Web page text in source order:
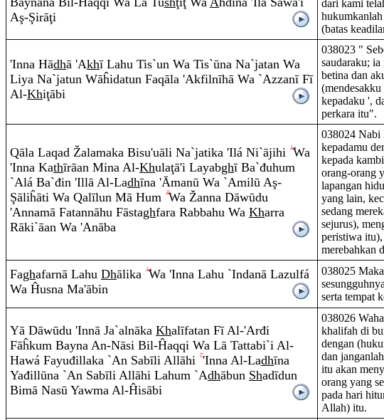
Aş-Şirāţi
dari kami
(batas
'Inna Hādhā 'Akhī Lahu Tis`un Wa Tis`ūna Na`jatan Wa
Liya Na`jatun Wāĥidatun Faqāla 'Akfilnīhā Wa `Azzanī Fī
Al-Khiţābi
038023 "
saudaraku;
betina dan
kepadaku ',
perkara itu".
Qāla Laqad Žalamaka Bisu'uāli Na`jatika 'Ilá Ni`ājihi Wa
'Inna Kathīrāan Mina Al-Khulaţā'i Layabghī Ba`đuhum
`Alá Ba`đin 'Illā Al-Ladhīna 'Āmanū Wa `Amilū Aş-
Şāliĥāti Wa Qalīlun Mā Hum Wa Žanna Dāwūdu
'Annamā Fatannāhu Fāstaghfara Rabbahu Wa Kharra
Rāki`āan Wa 'Anāba
038024 Nabi
kepadamu
kepada
orang-orang
lapangan
yang lain,
sedang
sejurus),
peristiwa
merebahkan
Faghafarnā Lahu Dhālika Wa 'Inna Lahu `Indanā Lazulfá
Wa Ĥusna Ma'ābin
038025
serta tempat
Yā Dāwūdu 'Innā Ja`alnāka Khalīfatan FīAl-'Arđi
Fāĥkum Bayna An-Nāsi Bil-Ĥaqqi Wa Lā Tattabi`i Al-
Hawá Fayuđillaka `An Sabīli Allāhi 'Inna Al-Ladhīna
Yađillūna `An Sabīli Allāhi Lahum `Adhābun Shadīdun
Bimā Nasū Yawma Al-Ĥisābi
038026
khalifah di
dengan
dan
itu akan
orang yang
pada hari
Allah) itu.